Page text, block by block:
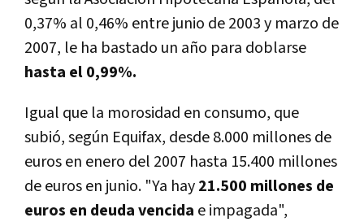
0,37% al 0,46% entre junio de 2003 y marzo de
2007, le ha bastado un año para doblarse
hasta el 0,99%.
Igual que la morosidad en consumo, que
subió, según Equifax, desde 8.000 millones de
euros en enero del 2007 hasta 15.400 millones
de euros en junio. "Ya hay21.500 millones de
euros en deuda vencida e impagada",